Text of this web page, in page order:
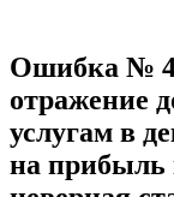
Ошибка №
отражение
услугам в
на прибыль